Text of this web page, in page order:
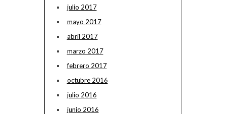
julio 2017
mayo 2017
abril 2017
marzo 2017
febrero 2017
octubre 2016
julio 2016
junio 2016